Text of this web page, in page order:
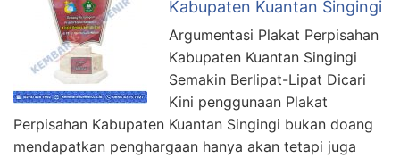
Kabupaten Kuantan Singingi
Argumentasi Plakat Perpisahan
Kabupaten Kuantan Singingi
Semakin Berlipat-Lipat Dicari
Kini penggunaan Plakat
Perpisahan Kabupaten Kuantan Singingi bukan doang
mendapatkan penghargaan hanya akan tetapi juga